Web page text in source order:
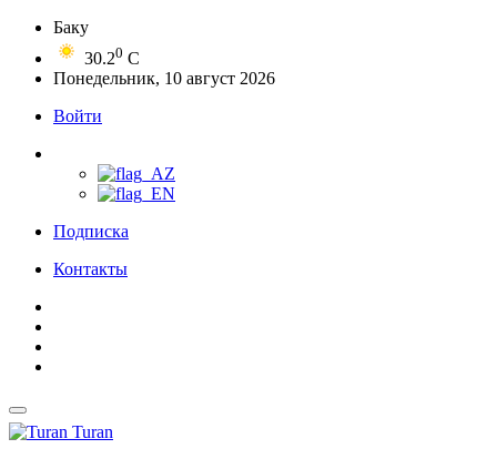
Баку
30.20 C
Понедельник, 10 август 2026
Войти
Подписка
Контакты
Turan